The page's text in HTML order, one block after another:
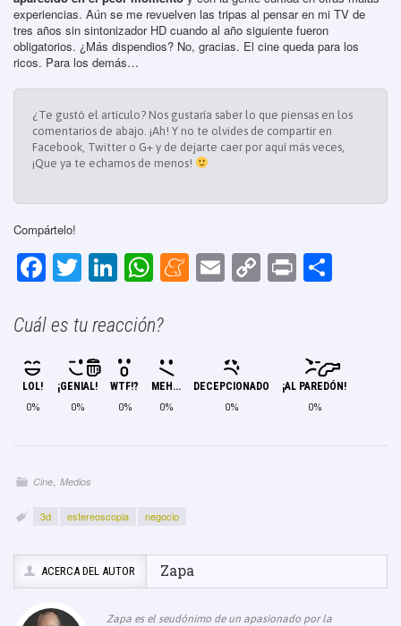
experiencias. Aún se me revuelven las tripas al pensar en mi TV de
tres años sin sintonizador HD cuando al año siguiente fueron
obligatorios. ¿Más dispendios? No, gracias. El cine queda para los
ricos. Para los demás…
¿Te gustó el artículo? Nos gustaría saber lo que piensas en los
comentarios de abajo. ¡Ah! Y no te olvides de compartir en
Facebook, Twitter o G+ y de dejarte caer por aquí más veces,
¡Que ya te echamos de menos!
Compártelo!
F
a
c
b
T
wi
tt
er
Li
n
k
e
dI
n
W
h
at
s
A
p
M
e
a
E
m
C
o
Li
Pr
in
p
ar
Cuál es tu reacción?
LOL!
0%
¡GENIAL!
0%
WTF!?
0%
MEH...
0%
DECEPCIONADO
0%
¡AL PAREDÓN!
0%
Cine,Medios
3d estereoscopia negocio
ACERCA DEL AUTOR Zapa
Zapa es el seudónimo de un apasionado por la